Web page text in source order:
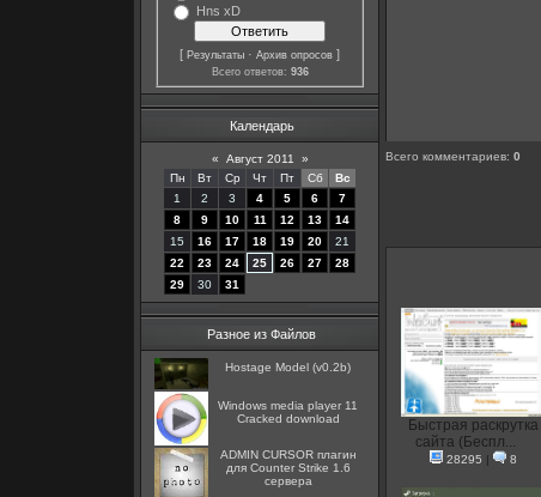
Hns xD
[ Результаты · Архив опросов ]
Всего ответов: 936
Календарь
« Август 2011
»
Пн
Вт Ср Чт Пт Сб
Вс
1
2 3 4 5 6
7
8
9 10 11 12 13
14
15
16 17 18 19 20
21
22
23 24 25 26 27
28
29
30 31
Разное из Файлов
Hostage Model (v0.2b)
Windows media player 11
Cracked download
ADMIN CURSOR плагин
для Counter Strike 1.6
сервера
Всего комментариев: 0
Быстрая раскрутка
сайта (Беспл...
28295 | 8